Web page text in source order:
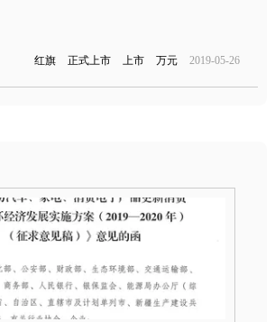
红旗 正式上市 上市 万元 2019-05-26